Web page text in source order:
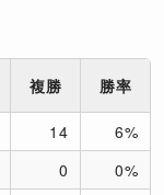
複勝 勝率
14
6%
0
0%